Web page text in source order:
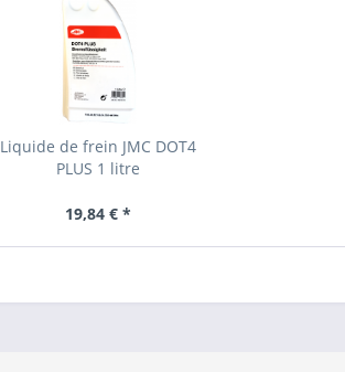
Liquide de frein JMC DOT4
PLUS 1 litre
19,84 € *